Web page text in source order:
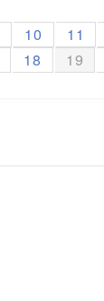
10 11
18 19